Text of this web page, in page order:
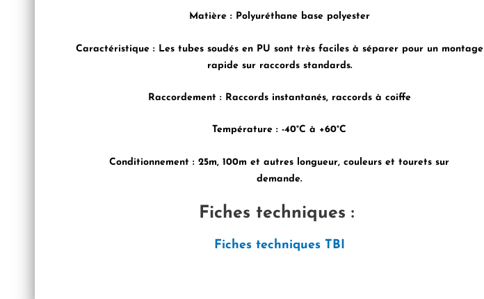
Matière: Polyuréthane base polyester
Caractéristique: Les tubes soudés en PU sont très faciles à séparer pour un montage
rapide sur raccords standards.
Raccordement : Raccords instantanés, raccords à coiffe
Température : -40°C à +60°C
Conditionnement : 25m, 100m et autres longueur, couleurs et tourets sur
demande.
Fiches techniques :
Fiches techniques TBI